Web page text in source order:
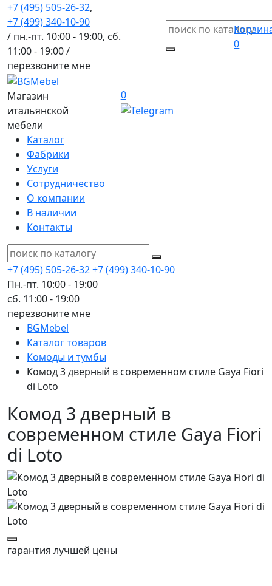
+7 (495) 505-26-32,
+7 (499) 340-10-90
/ пн.-пт. 10:00 - 19:00, сб.
11:00 - 19:00 /
перезвоните мне
0
Магазин
итальянской
мебели
0
Каталог
Фабрики
Услуги
Сотрудничество
О компании
В наличии
Контакты
+7 (495) 505-26-32+7 (499) 340-10-90
Пн.-пт. 10:00 - 19:00
сб. 11:00 - 19:00
перезвоните мне
BGMebel
Каталог товаров
Комоды и тумбы
Комод 3 дверный в современном стиле Gaya Fiori
di Loto
Комод 3 дверный в
современном стиле Gaya Fiori
di Loto
гарантия лучшей цены